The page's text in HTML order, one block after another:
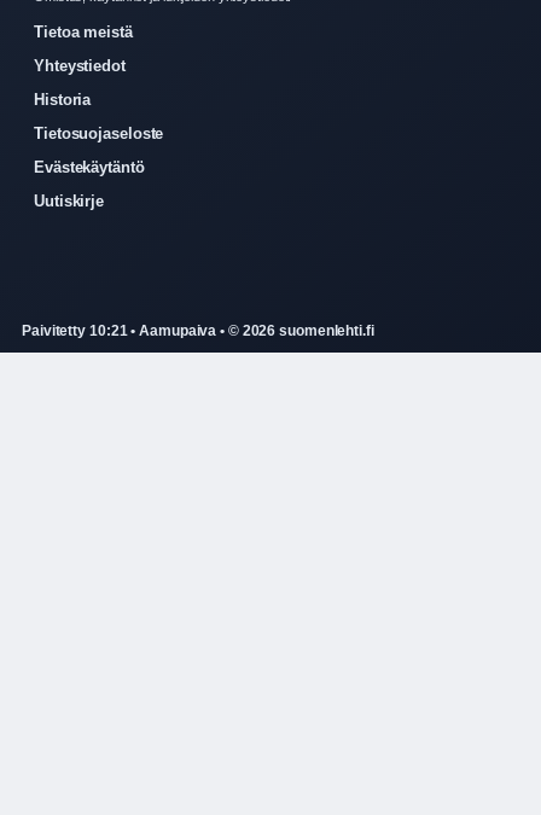
Tietoa meistä
Yhteystiedot
Historia
Tietosuojaseloste
Evästekäytäntö
Uutiskirje
Paivitetty 10:21 • Aamupaiva • © 2026 suomenlehti.fi